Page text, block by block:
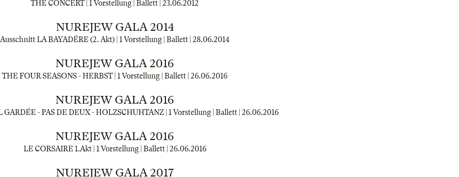
THE CONCERT | 1 Vorstellung | Ballett | 23.06.2012
NUREJEW GALA 2014
Ausschnitt LA BAYADÉRE (2. Akt) | 1 Vorstellung | Ballett | 28.06.2014
NUREJEW GALA 2016
THE FOUR SEASONS - HERBST | 1 Vorstellung | Ballett | 26.06.2016
NUREJEW GALA 2016
- PAS DE DEUX - HOLZSCHUHTANZ | 1 Vorstellung | Ballett | 26.06.2016
NUREJEW GALA 2016
LE CORSAIRE 1.Akt | 1 Vorstellung | Ballett | 26.06.2016
NUREJEW GALA 2017